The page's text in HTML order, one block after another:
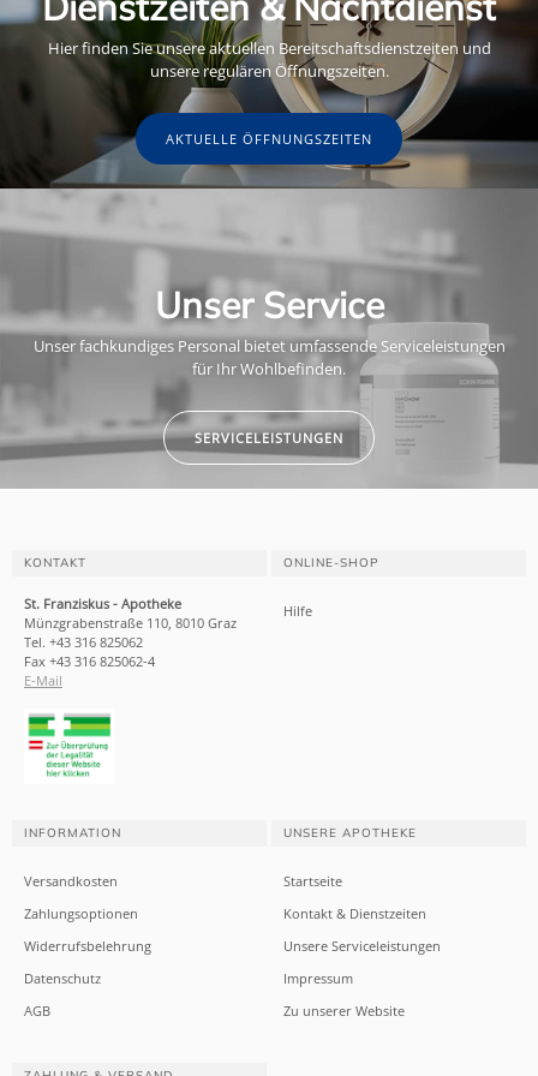
Hier finden Sie unsere aktuellen Bereitschaftsdienstzeiten und
unsere regulären Öffnungszeiten.
AKTUELLE ÖFFNUNGSZEITEN
Unser Service
Unser fachkundiges Personal bietet umfassende Serviceleistungen
für Ihr Wohlbefinden.
SERVICELEISTUNGEN
KONTAKT
St. Franziskus - Apotheke
Münzgrabenstraße 110, 8010 Graz
Tel. +43 316 825062
Fax +43 316 825062-4
E-Mail
ONLINE-SHOP
Hilfe
INFORMATION
Versandkosten
Zahlungsoptionen
Widerrufsbelehrung
Datenschutz
AGB
UNSERE APOTHEKE
Startseite
Kontakt & Dienstzeiten
Unsere Serviceleistungen
Impressum
Zu unserer Website